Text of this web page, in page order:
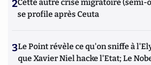
2Cette autre crise migratoire (semi-
se profile après Ceuta
3Le Point révèle ce qu'on sniffe à
que Xavier Niel hacke l'Etat; Le